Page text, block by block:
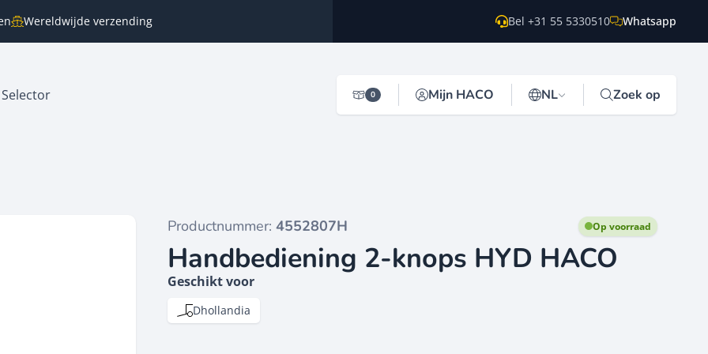
Wereldwijde verzending Bel +31 55 5330510 Whatsapp
0 Mijn HACO NL Zoek op
Productnummer: 4552807H Op voorraad
Handbediening 2-knops HYD HACO
Geschikt voor
Dhollandia